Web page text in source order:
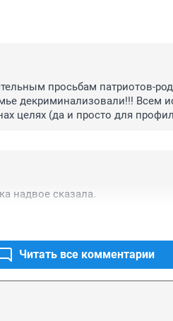
просьбам патриотов-
декриминализовали!!! Всем
целях (да и просто для
всей этой истории льет воду
надвое сказала.
Читать все комментарии